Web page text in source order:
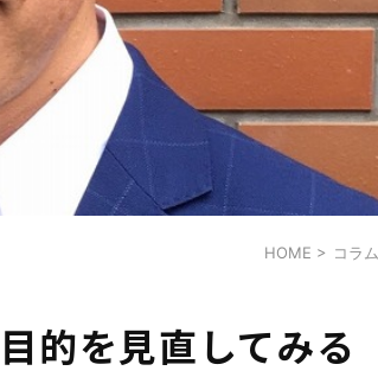
HOME > コラム
的を見直してみる